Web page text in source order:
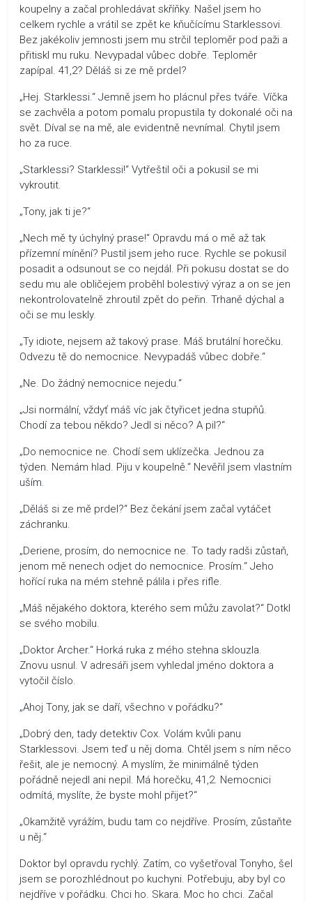
koupelny a začal prohledávat skříňky. Našel jsem ho
celkem rychle a vrátil se zpět ke kňučícímu Starklessovi.
Bez jakékoliv jemnosti jsem mu strčil teploměr pod paži a
přitiskl mu ruku. Nevypadal vůbec dobře. Teploměr
zapípal. 41,2? Děláš si ze mě prdel?
„Hej. Starklessi.“ Jemně jsem ho plácnul přes tváře. Víčka
se zachvěla a potom pomalu propustila ty dokonalé oči na
svět. Díval se na mě, ale evidentně nevnímal. Chytil jsem
ho za ruce.
„Starklessi? Starklessi!“ Vytřeštil oči a pokusil se mi
vykroutit.
„Tony, jak ti je?“
„Nech mě ty úchylný prase!“ Opravdu má o mě až tak
přízemní mínění? Pustil jsem jeho ruce. Rychle se pokusil
posadit a odsunout se co nejdál. Při pokusu dostat se do
sedu mu ale obličejem proběhl bolestivý výraz a on se jen
nekontrolovatelně zhroutil zpět do peřin. Trhaně dýchal a
oči se mu leskly.
„Ty idiote, nejsem až takový prase. Máš brutální horečku.
Odvezu tě do nemocnice. Nevypadáš vůbec dobře.“
„Ne. Do žádný nemocnice nejedu.“
„Jsi normální, vždyť máš víc jak čtyřicet jedna stupňů.
Chodí za tebou někdo? Jedl si něco? A pil?“
„Do nemocnice ne. Chodí sem uklízečka. Jednou za
týden. Nemám hlad. Piju v koupelně.“ Nevěřil jsem vlastním
uším.
„Děláš si ze mě prdel?“ Bez čekání jsem začal vytáčet
záchranku.
„Deriene, prosím, do nemocnice ne. To tady radši zůstaň,
jenom mě nenech odjet do nemocnice. Prosím.“ Jeho
hořící ruka na mém stehně pálila i přes rifle.
„Máš nějakého doktora, kterého sem můžu zavolat?“ Dotkl
se svého mobilu.
„Doktor Archer.“ Horká ruka z mého stehna sklouzla.
Znovu usnul. V adresáři jsem vyhledal jméno doktora a
vytočil číslo.
„Ahoj Tony, jak se daří, všechno v pořádku?“
„Dobrý den, tady detektiv Cox. Volám kvůli panu
Starklessovi. Jsem teď u něj doma. Chtěl jsem s ním něco
řešit, ale je nemocný. A myslím, že minimálně týden
pořádně nejedl ani nepil. Má horečku, 41,2. Nemocnici
odmítá, myslíte, že byste mohl přijet?“
„Okamžitě vyrážím, budu tam co nejdříve. Prosím, zůstaňte
u něj.“
Doktor byl opravdu rychlý. Zatím, co vyšetřoval Tonyho, šel
jsem se porozhlédnout po kuchyni. Potřebuju, aby byl co
nejdříve v pořádku. Chci ho. Skara. Moc ho chci. Začal